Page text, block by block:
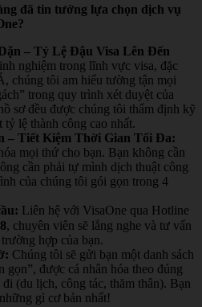
đã tin tưởng lựa chọn dịch vụ
– Tỷ Lệ Đậu Visa Lên Đến
nghiệm trong lĩnh vực visa, đặc
chúng tôi am hiểu tường tận mọi
trong quy trình xét duyệt của
sơ đều được chúng tôi thẩm định kỹ
lệ thành công cao nhất.
– Tiết Kiệm Thời Gian Tối Đa:
mọi thứ cho bạn. Bạn không cần
cần phải tự mình dịch thuật công
của chúng tôi gói gọn trong 4
Liên hệ với VisaOne qua Hotline
, chuyên viên sẽ lắng nghe và tư vấn
hợp của bạn.
Chúng tôi sẽ gửi bạn một danh sách
gọn”, được cá nhân hóa theo đúng
(du lịch, công tác, thăm thân). Bạn
gì cơ bản nhất!